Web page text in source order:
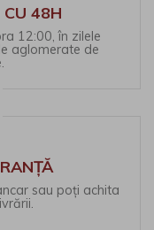
CU 48H
12:00, în zilele
aglomerate de
sau poți achita